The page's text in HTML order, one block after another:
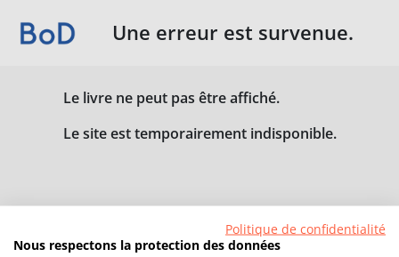
Une erreur est survenue.
Le livre ne peut pas être affiché.
Le site est temporairement indisponible.
Politique de confidentialité
Nous respectons la protection des données